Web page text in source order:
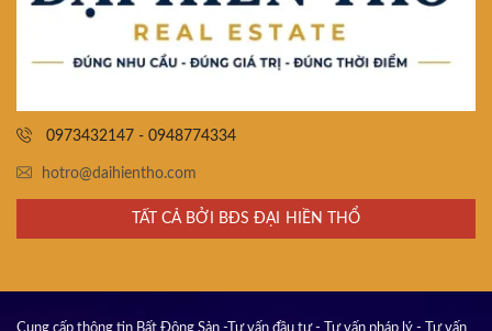
0973432147 - 0948774334
hotro@daihientho.com
TẤT CẢ BỞI BĐS ĐẠI HIỀN THỔ
Cung cấp thông tin Bất Động Sản -Tư vấn đầu tư - Tư vấn pháp lý - Tư vấn